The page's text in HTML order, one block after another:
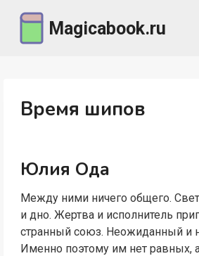
содержимому
Magicabook.ru
Время шипов
Юлия Ода
Между ними ничего общего.
и дно. Жертва и исполнитель
странный союз. Неожиданный и
Именно поэтому им нет равных,